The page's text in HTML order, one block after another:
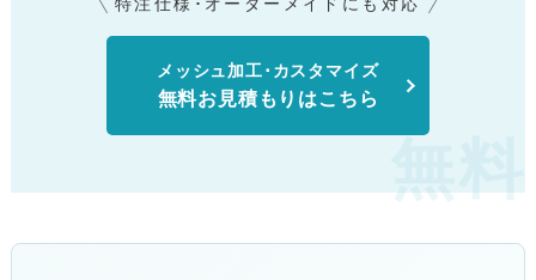
メッシュ加工･カスタマイズ
無料お見積もりはこちら
特注仕様･オーダーメイドにも対応